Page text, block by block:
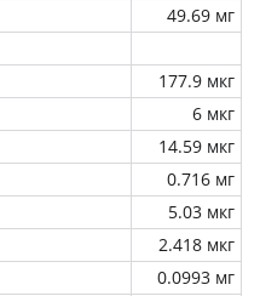
49.69 мг
177.9 мкг
6 мкг
14.59 мкг
0.716 мг
5.03 мкг
2.418 мкг
0.0993 мг